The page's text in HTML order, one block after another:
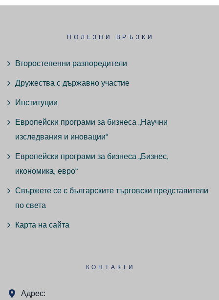
ПОЛЕЗНИ ВРЪЗКИ
Второстепенни разпоредители
Дружества с държавно участие
Институции
Европейски програми за бизнеса „Научни
изследвания и иновации“
Европейски програми за бизнеса „Бизнес,
икономика, евро“
Свържете се с българските търговски представители
по света
Карта на сайта
КОНТАКТИ
Адрес: